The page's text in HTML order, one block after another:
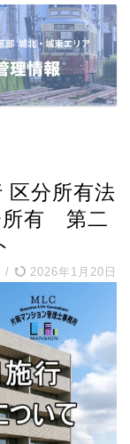
分所有法
所有 第二
/ 2026年1月20日